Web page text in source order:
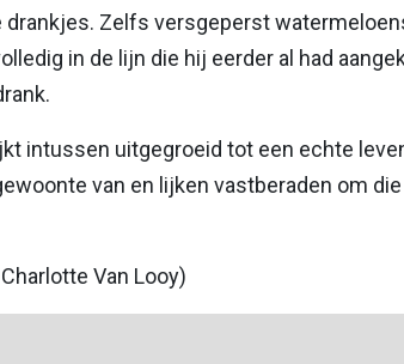
Zelfs versgeperst
in de lijn die hij eerder al had
intussen uitgegroeid tot een echte
van en lijken vastberaden om die
Van Looy)